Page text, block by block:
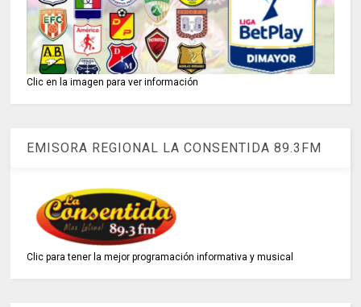
Clic en la imagen para ver información
EMISORA REGIONAL LA CONSENTIDA 89.3FM
Clic para tener la mejor programación informativa y musical